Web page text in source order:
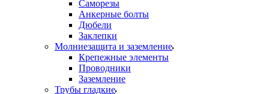
Саморезы
Анкерные болты
Дюбели
Заклепки
Молниезащита и заземление
Крепежные элементы
Проводники
Заземление
Трубы гладкие